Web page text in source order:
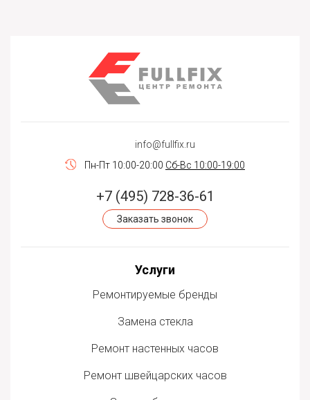
info@fullfix.ru
Пн-Пт 10:00-20:00 Сб-Вс 10:00-19:00
+7 (495) 728-36-61
Заказать звонок
Услуги
Ремонтируемые бренды
Замена стекла
Ремонт настенных часов
Ремонт швейцарских часов